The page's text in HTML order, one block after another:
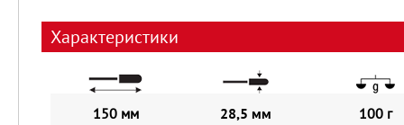
Характеристики
150 мм 28,5 мм 100 г